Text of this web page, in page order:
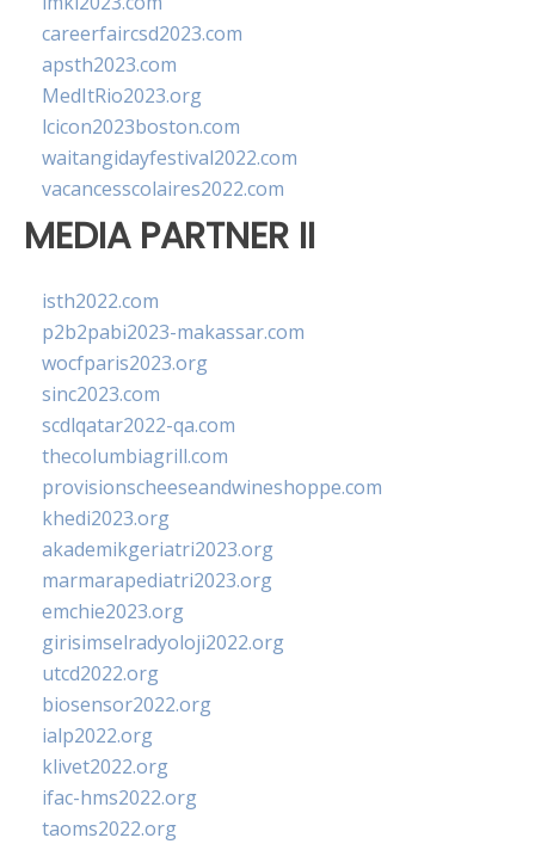
careerfaircsd2023.com
apsth2023.com
MedItRio2023.org
lcicon2023boston.com
waitangidayfestival2022.com
vacancesscolaires2022.com
MEDIA PARTNER II
isth2022.com
p2b2pabi2023-makassar.com
wocfparis2023.org
sinc2023.com
scdlqatar2022-qa.com
thecolumbiagrill.com
provisionscheeseandwineshoppe.com
khedi2023.org
akademikgeriatri2023.org
marmarapediatri2023.org
emchie2023.org
girisimselradyoloji2022.org
utcd2022.org
biosensor2022.org
ialp2022.org
klivet2022.org
ifac-hms2022.org
taoms2022.org